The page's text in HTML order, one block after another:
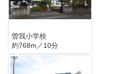
曽我小学校
約768m／10分